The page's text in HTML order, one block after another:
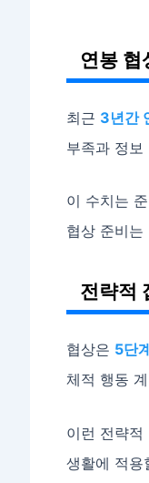
연봉 협
최근 3년간
부족과 정
이 수치는
협상 준비는
전략적
협상은 5단
체적 행동
이런 전략
생활에 적용